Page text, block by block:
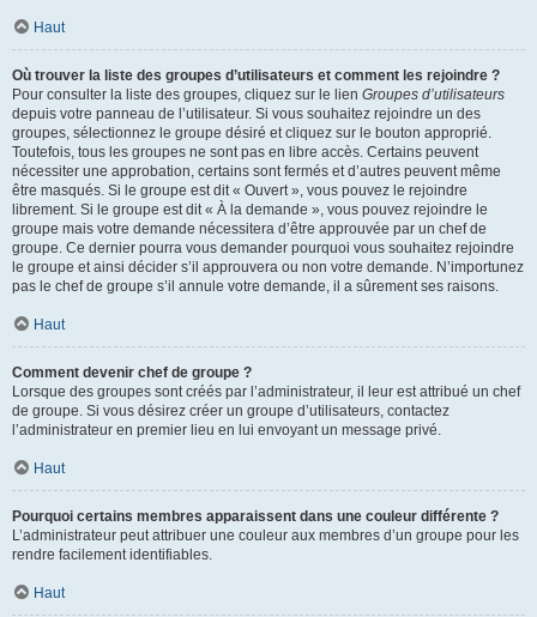
Haut
Où trouver la liste des groupes d’utilisateurs et comment les rejoindre ?
Pour consulter la liste des groupes, cliquez sur le lien Groupes d’utilisateurs
depuis votre panneau de l’utilisateur. Si vous souhaitez rejoindre un des
groupes, sélectionnez le groupe désiré et cliquez sur le bouton approprié.
Toutefois, tous les groupes ne sont pas en libre accès. Certains peuvent
nécessiter une approbation, certains sont fermés et d’autres peuvent même
être masqués. Si le groupe est dit « Ouvert », vous pouvez le rejoindre
librement. Si le groupe est dit « À la demande », vous pouvez rejoindre le
groupe mais votre demande nécessitera d’être approuvée par un chef de
groupe. Ce dernier pourra vous demander pourquoi vous souhaitez rejoindre
le groupe et ainsi décider s’il approuvera ou non votre demande. N’importunez
pas le chef de groupe s’il annule votre demande, il a sûrement ses raisons.
Haut
Comment devenir chef de groupe ?
Lorsque des groupes sont créés par l’administrateur, il leur est attribué un chef
de groupe. Si vous désirez créer un groupe d’utilisateurs, contactez
l’administrateur en premier lieu en lui envoyant un message privé.
Haut
Pourquoi certains membres apparaissent dans une couleur différente ?
L’administrateur peut attribuer une couleur aux membres d’un groupe pour les
rendre facilement identifiables.
Haut